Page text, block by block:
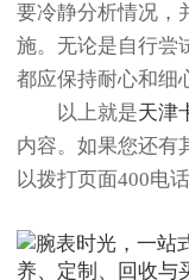
要冷静分析情况，
施。无论是自行尝
都应保持耐心和细
以上就是天津
内容。如果您还有
以拨打页面400电